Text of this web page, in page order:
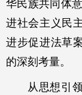
华民族共同体
进社会主义民
进步促进法草
的深刻考量。
从思想引